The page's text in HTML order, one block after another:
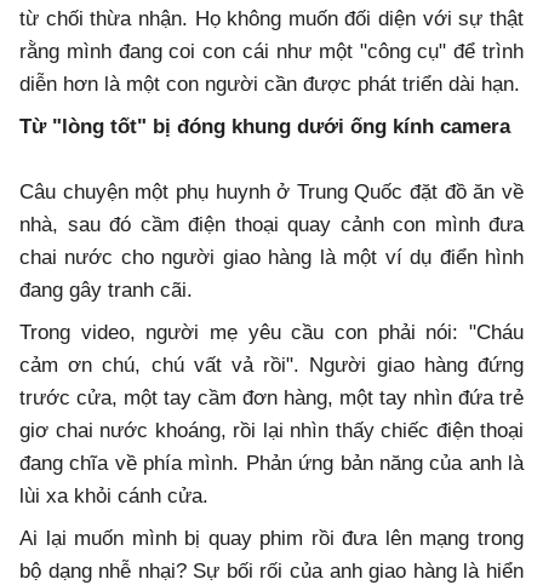
từ chối thừa nhận. Họ không muốn đối diện với sự thật
rằng mình đang coi con cái như một "công cụ" để trình
diễn hơn là một con người cần được phát triển dài hạn.
Từ "lòng tốt" bị đóng khung dưới ống kính camera
Câu chuyện một phụ huynh ở Trung Quốc đặt đồ ăn về
nhà, sau đó cầm điện thoại quay cảnh con mình đưa
chai nước cho người giao hàng là một ví dụ điển hình
đang gây tranh cãi.
Trong video, người mẹ yêu cầu con phải nói: "Cháu
cảm ơn chú, chú vất vả rồi". Người giao hàng đứng
trước cửa, một tay cầm đơn hàng, một tay nhìn đứa trẻ
giơ chai nước khoáng, rồi lại nhìn thấy chiếc điện thoại
đang chĩa về phía mình. Phản ứng bản năng của anh là
lùi xa khỏi cánh cửa.
Ai lại muốn mình bị quay phim rồi đưa lên mạng trong
bộ dạng nhễ nhại? Sự bối rối của anh giao hàng là hiển